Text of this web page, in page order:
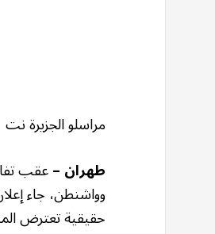
مراسلو الجزيرة نت
طهران –عقب
وواشنطن، جاء
حقيقية تعترض